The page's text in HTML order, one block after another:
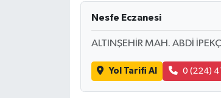
Nesfe Eczanesi
ALTINŞEHİR MAH. ABDİ
Yol Tarifi Al 0 (224)